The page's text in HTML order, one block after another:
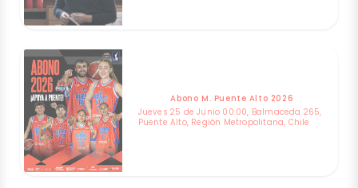
Abono M. Puente Alto 2026
Jueves 25 de Junio 00:00, Balmaceda 265,
Puente Alto, Región Metropolitana, Chile